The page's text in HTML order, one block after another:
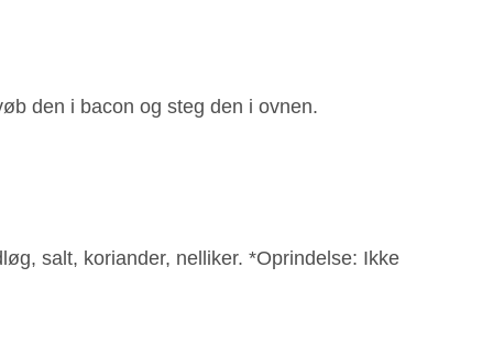
den i bacon og steg den i ovnen.
salt, koriander, nelliker. *Oprindelse: Ikke